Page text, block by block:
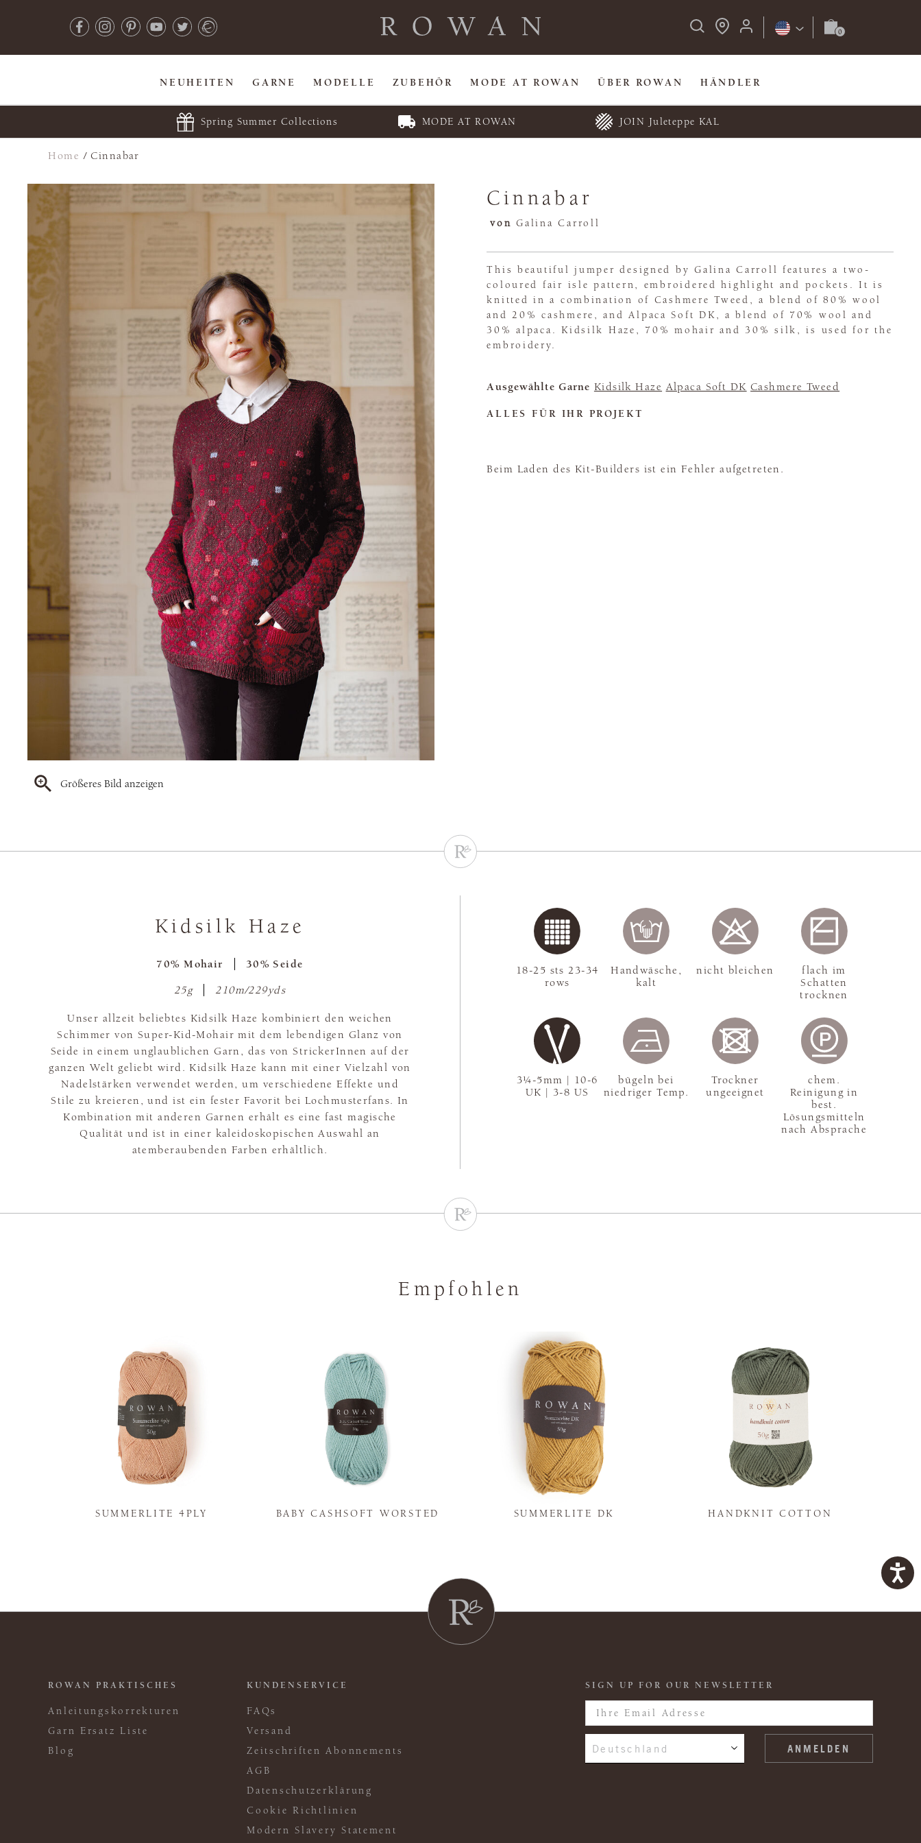
NEUHEITEN GARNE MODELLE ZUBEHÖR MODE AT ROWAN ÜBER ROWAN HÄNDLER
Spring Summer Collections MODE AT ROWAN JOIN Juleteppe KAL
Home /Cinnabar
Größeres Bild anzeigen
Cinnabar
von Galina Carroll
This beautiful jumper designed by Galina Carroll features a two-
coloured fair isle pattern, embroidered highlight and pockets. It is
knitted in a combination of Cashmere Tweed, a blend of 80% wool
and 20% cashmere, and Alpaca Soft DK, a blend of 70% wool and
30% alpaca. Kidsilk Haze, 70% mohair and 30% silk, is used for the
embroidery.
Ausgewählte Garne Kidsilk Haze Alpaca Soft DK Cashmere Tweed
ALLES FÜR IHR PROJEKT
Beim Laden des Kit-Builders ist ein Fehler aufgetreten.
Kidsilk Haze
70% Mohair 30% Seide
25g 210m/229yds
Unser allzeit beliebtes Kidsilk Haze kombiniert den weichen
Schimmer von Super-Kid-Mohair mit dem lebendigen Glanz von
Seide in einem unglaublichen Garn, das von StrickerInnen auf der
ganzen Welt geliebt wird. Kidsilk Haze kann mit einer Vielzahl von
Nadelstärken verwendet werden, um verschiedene Effekte und
Stile zu kreieren, und ist ein fester Favorit bei Lochmusterfans. In
Kombination mit anderen Garnen erhält es eine fast magische
Qualität und ist in einer kaleidoskopischen Auswahl an
atemberaubenden Farben erhältlich.
3¼-5mm | 10-6
UK | 3-8 US
18-25 sts 23-34
rows
Handwäsche,
kalt
nicht bleichen
flach im
Schatten
trocknen
bügeln bei
niedriger Temp.
Trockner
ungeeignet
chem.
Reinigung in
best.
Lösungsmitteln
nach Absprache
Empfohlen
SUMMERLITE 4PLY BABY CASHSOFT WORSTED SUMMERLITE DK HANDKNIT COTTON
ROWAN PRAKTISCHES
Anleitungskorrekturen
Garn Ersatz Liste
Blog
KUNDENSERVICE
FAQs
Versand
Zeitschriften Abonnements
AGB
Datenschutzerklärung
Cookie Richtlinien
Modern Slavery Statement
SIGN UP FOR OUR NEWSLETTER
Deutschland